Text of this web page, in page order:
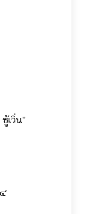
ซาบ
รภาคใต้
ถึงส
“หวงตี้ เน่
ท์ วิเ
อยู่
ปิฎกสมัยรั